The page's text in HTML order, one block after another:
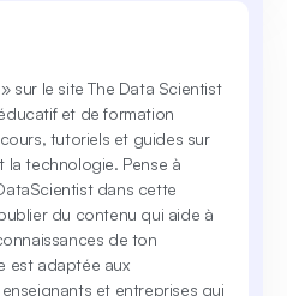
sur le site The Data Scientist
et de formation
tutoriels et guides sur
la technologie. Pense à
dans cette
du contenu qui aide à
de ton
est adaptée aux
et entreprises qui